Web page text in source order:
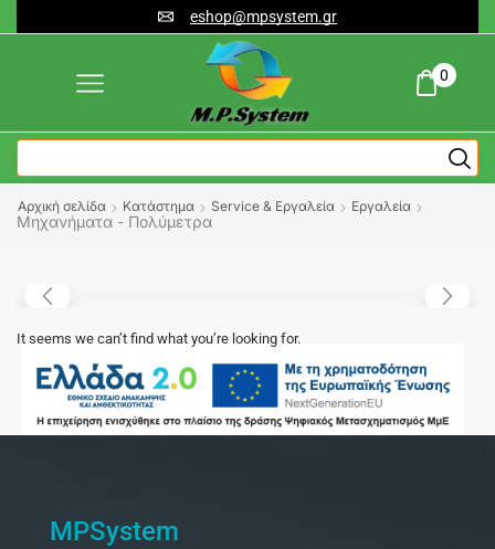
eshop@mpsystem.gr
0
Αρχική σελίδα Κατάστημα Service & Εργαλεία Εργαλεία
Μηχανήματα - Πολύμετρα
It seems we can’t find what you’re looking for.
MPSystem